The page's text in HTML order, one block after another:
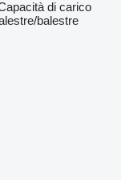
di carico
balestre